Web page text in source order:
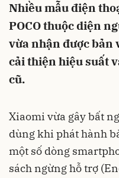
Nhiều mẫu điện
POCO thuộc diện
vừa nhận được bản
cải thiện hiệu suất
cũ.
Xiaomi vừa gây bất
dùng khi phát hành
một số dòng
sách ngừng hỗ trợ